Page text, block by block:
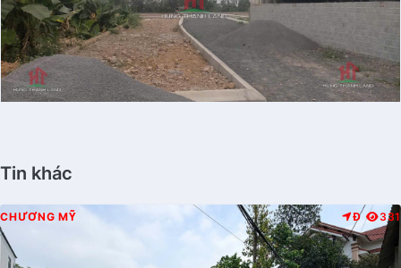
Tin khác
CHƯƠNG MỸ Đ 331